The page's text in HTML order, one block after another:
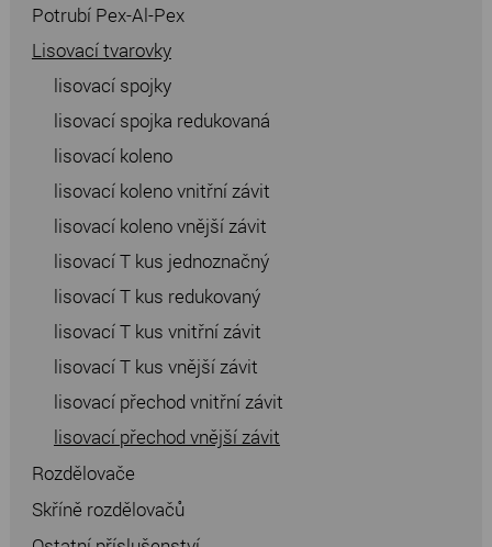
Potrubí Pex-Al-Pex
Lisovací tvarovky
lisovací spojky
lisovací spojka redukovaná
lisovací koleno
lisovací koleno vnitřní závit
lisovací koleno vnější závit
lisovací T kus jednoznačný
lisovací T kus redukovaný
lisovací T kus vnitřní závit
lisovací T kus vnější závit
lisovací přechod vnitřní závit
lisovací přechod vnější závit
Rozdělovače
Skříně rozdělovačů